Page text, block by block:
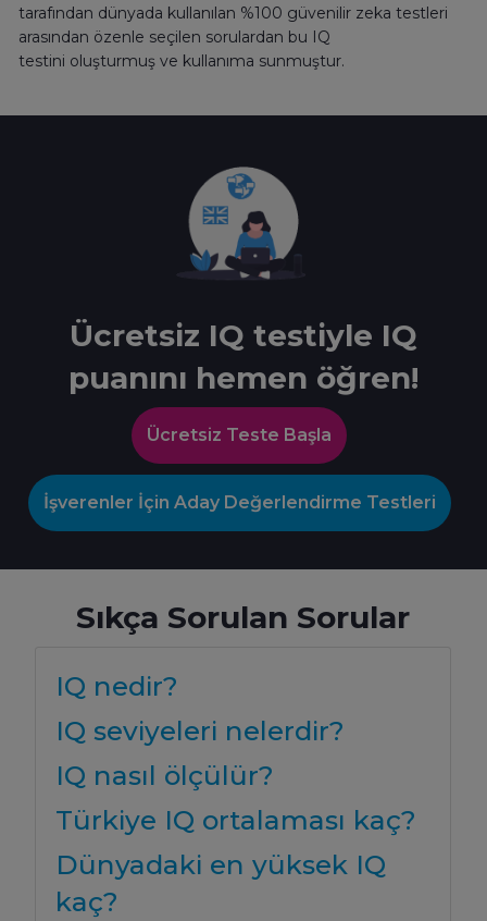
tarafından dünyada kullanılan %100 güvenilir zeka testleri
arasından özenle seçilen sorulardan bu IQ
testini oluşturmuş ve kullanıma sunmuştur.
Ücretsiz IQ testiyle IQ
puanını hemen öğren!
Ücretsiz Teste Başla
İşverenler İçin Aday Değerlendirme Testleri
Sıkça Sorulan Sorular
IQ nedir?
IQ seviyeleri nelerdir?
IQ nasıl ölçülür?
Türkiye IQ ortalaması kaç?
Dünyadaki en yüksek IQ
kaç?